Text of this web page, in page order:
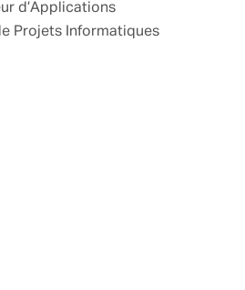
d’Applications
Projets Informatiques